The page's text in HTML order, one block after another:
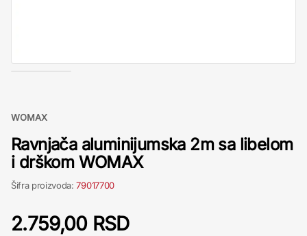
WOMAX
Ravnjača aluminijumska 2m sa libelom
i drškom WOMAX
Šifra proizvoda:79017700
2.759,00 RSD